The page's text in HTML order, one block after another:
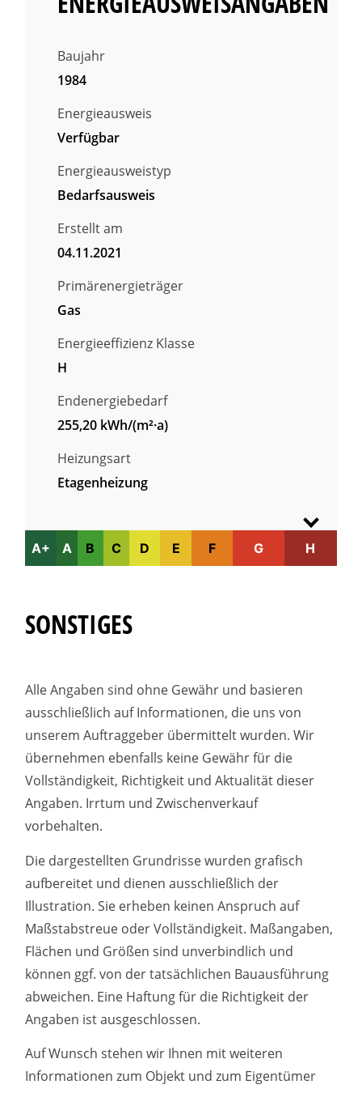
Baujahr
1984
Energieausweis
Verfügbar
Energie­ausweistyp
Bedarfsausweis
Erstellt am
04.11.2021
Primärenergieträger
Gas
Energieeffizienz Klasse
H
Endenergiebedarf
255,20 kWh/(m²·a)
Heizungsart
Etagenheizung
A+ A B C D E F G H
SONSTIGES
Alle Angaben sind ohne Gewähr und basieren
ausschließlich auf Informationen, die uns von
unserem Auftraggeber übermittelt wurden. Wir
übernehmen ebenfalls keine Gewähr für die
Vollständigkeit, Richtigkeit und Aktualität dieser
Angaben. Irrtum und Zwischenverkauf
vorbehalten.
Die dargestellten Grundrisse wurden grafisch
aufbereitet und dienen ausschließlich der
Illustration. Sie erheben keinen Anspruch auf
Maßstabstreue oder Vollständigkeit. Maßangaben,
Flächen und Größen sind unverbindlich und
können ggf. von der tatsächlichen Bauausführung
abweichen. Eine Haftung für die Richtigkeit der
Angaben ist ausgeschlossen.
Auf Wunsch stehen wir Ihnen mit weiteren
Informationen zum Objekt und zum Eigentümer